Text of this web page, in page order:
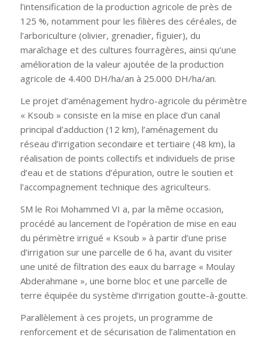
l’intensification de la production agricole de près de
125 %, notamment pour les filières des céréales, de
l’arboriculture (olivier, grenadier, figuier), du
maraîchage et des cultures fourragères, ainsi qu’une
amélioration de la valeur ajoutée de la production
agricole de 4.400 DH/ha/an à 25.000 DH/ha/an.
Le projet d’aménagement hydro-agricole du périmètre
« Ksoub » consiste en la mise en place d’un canal
principal d’adduction (12 km), l’aménagement du
réseau d’irrigation secondaire et tertiaire (48 km), la
réalisation de points collectifs et individuels de prise
d’eau et de stations d’épuration, outre le soutien et
l’accompagnement technique des agriculteurs.
SM le Roi Mohammed VI a, par la même occasion,
procédé au lancement de l’opération de mise en eau
du périmètre irrigué « Ksoub » à partir d’une prise
d’irrigation sur une parcelle de 6 ha, avant du visiter
une unité de filtration des eaux du barrage « Moulay
Abderahmane », une borne bloc et une parcelle de
terre équipée du système d’irrigation goutte-à-goutte.
Parallèlement à ces projets, un programme de
renforcement et de sécurisation de l’alimentation en